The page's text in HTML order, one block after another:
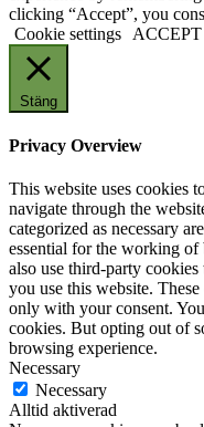
clicking “Accept”, you
Cookie settings
ACCEPT
Stäng
Privacy Overview
This website uses cookies
navigate through the
categorized as necessary
essential for the working
also use third-party
you use this website.
only with your consent.
cookies. But opting out of
browsing experience.
Necessary
Necessary
Alltid aktiverad